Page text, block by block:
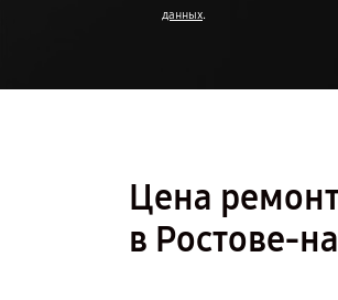
данных.
Цена
в Ростове-